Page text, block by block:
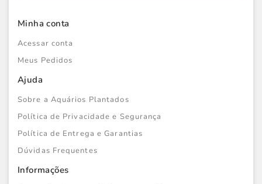
Minha conta
Acessar conta
Meus Pedidos
Ajuda
Sobre a Aquários Plantados
Política de Privacidade e Segurança
Política de Entrega e Garantias
Dúvidas Frequentes
Informações